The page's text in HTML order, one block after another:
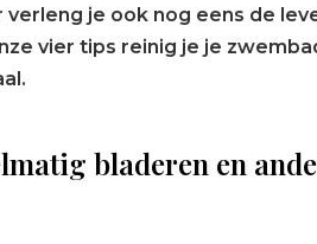
je ook nog eens de
vier tips reinig je je
bladeren en